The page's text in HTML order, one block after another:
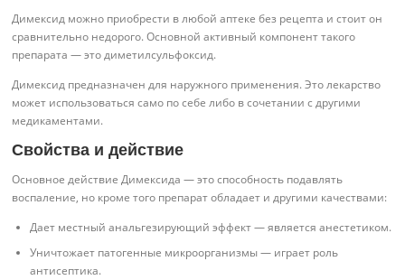
Димексид можно приобрести в любой аптеке без рецепта и стоит он
сравнительно недорого. Основной активный компонент такого
препарата — это диметилсульфоксид.
Димексид предназначен для наружного применения. Это лекарство
может использоваться само по себе либо в сочетании с другими
медикаментами.
Свойства и действие
Основное действие Димексида — это способность подавлять
воспаление, но кроме того препарат обладает и другими качествами:
Дает местный анальгезирующий эффект — является анестетиком.
Уничтожает патогенные микроорганизмы — играет роль
антисептика.